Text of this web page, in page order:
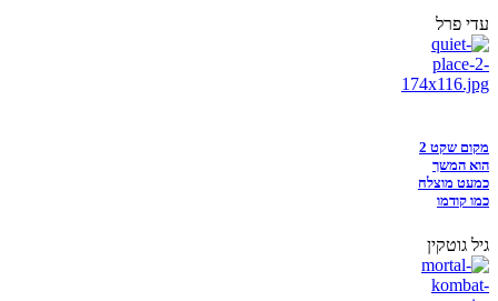
עדי פרל
מקום שקט 2
הוא המשך
כמעט מוצלח
כמו קודמו
גיל גוטקין